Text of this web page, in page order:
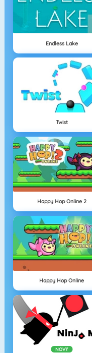
Endless Lake
Twist
Happy Hop Online 2
Happy Hop Online
NOVÝ